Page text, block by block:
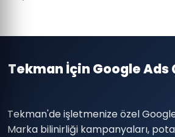
Tekman İçin Google
Tekman'de işletmenize özel
Marka bilinirliği kampanyaları,